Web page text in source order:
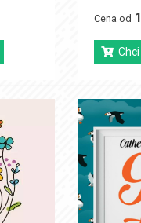
Cena od